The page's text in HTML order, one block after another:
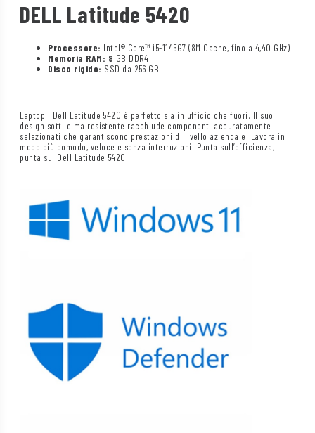
DELL Latitude 5420
Processore: Intel® Core™ i5-1145G7 (8M Cache, fino a 4,40 GHz)
Memoria RAM: 8 GB DDR4
Disco rigido: SSD da 256 GB
LaptopIl Dell Latitude 5420 è perfetto sia in ufficio che fuori. Il suo
design sottile ma resistente racchiude componenti accuratamente
selezionati che garantiscono prestazioni di livello aziendale. Lavora in
modo più comodo, veloce e senza interruzioni. Punta sull’efficienza,
punta sul Dell Latitude 5420.